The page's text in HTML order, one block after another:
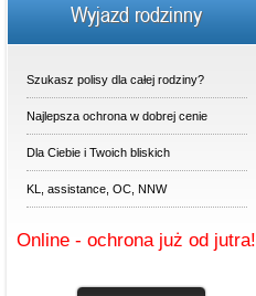
Wyjazd rodzinny
Szukasz polisy dla całej rodziny?
Najlepsza ochrona w dobrej cenie
Dla Ciebie i Twoich bliskich
KL, assistance, OC, NNW
Online - ochrona już od jutra!